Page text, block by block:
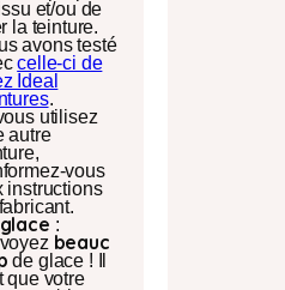
et/ou de
la teinture.
avons testé
celle-ci de
Ideal
.
utilisez
autre
vous
instructions
:
beauc
de glace ! Il
que votre